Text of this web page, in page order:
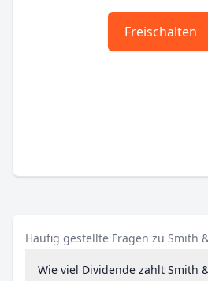
Freischalten
Häufig gestellte Fragen zu Smith
Wie viel Dividende zahlt Smith